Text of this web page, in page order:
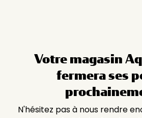
Votre magasin
fermera ses
N'hésitez pas à nous rendre